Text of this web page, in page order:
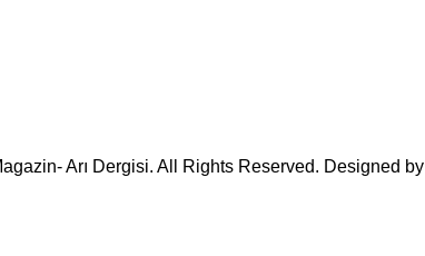
Arı Dergisi. All Rights Reserved. Designed by